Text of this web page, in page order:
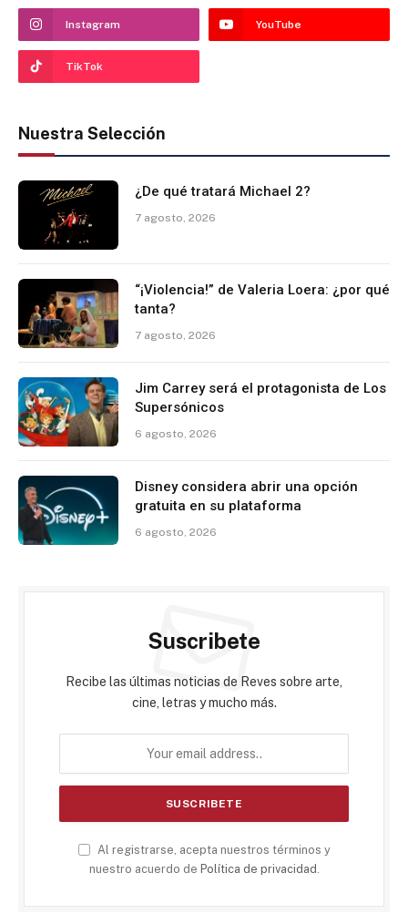
Instagram YouTube
TikTok
Nuestra Selección
¿De qué tratará Michael 2?
7 agosto, 2026
“¡Violencia!” de Valeria Loera: ¿por qué
tanta?
7 agosto, 2026
Jim Carrey será el protagonista de Los
Supersónicos
6 agosto, 2026
Disney considera abrir una opción
gratuita en su plataforma
6 agosto, 2026
Suscribete
Recibe las últimas noticias de Reves sobre arte,
cine, letras y mucho más.
Al registrarse, acepta nuestros términos y
nuestro acuerdo de Política de privacidad .